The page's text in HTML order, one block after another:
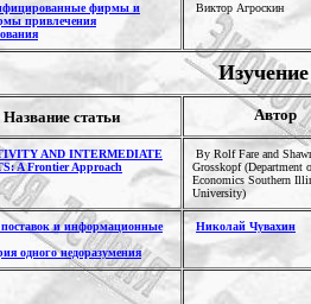
фирмы и
привлечения
Виктор Агроскин
Изучение
Название статьи Автор
AND INTERMEDIATE
A Frontier Approach
By Rolf Fare and
Grosskopf (Department
Economics Southern
University)
и информационные
одного недоразумения
Николай Чувахин